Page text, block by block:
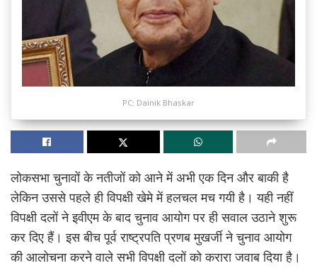
PC: Dainik Bhaskar
लोकसभा चुनावों के नतीजों को आने में अभी एक दिन और बाकी है
लेकिन उससे पहले ही विपक्षी खेमे में हलचल मच गयी है। यही नहीं
विपक्षी दलों ने इवीएम के बाद चुनाव आयोग पर ही सवाल उठाने शुरू
कर दिए हैं। इस बीच पूर्व राष्ट्रपति प्रणब मुखर्जी ने चुनाव आयोग
की आलोचना करने वाले सभी विपक्षी दलों को करारा जवाब दिया है।